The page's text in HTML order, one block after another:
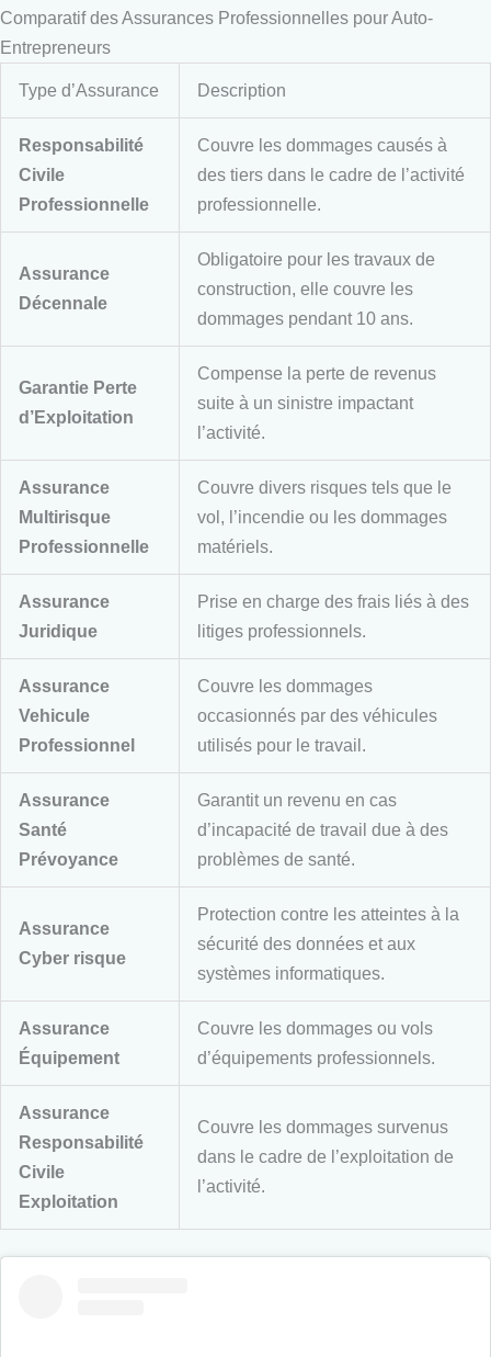
Comparatif des Assurances Professionnelles pour Auto-
Entrepreneurs
Type d’Assurance Description
Responsabilité
Civile
Professionnelle
Couvre les dommages causés à
des tiers dans le cadre de l’activité
professionnelle.
Assurance
Décennale
Obligatoire pour les travaux de
construction, elle couvre les
dommages pendant 10 ans.
Garantie Perte
d’Exploitation
Compense la perte de revenus
suite à un sinistre impactant
l’activité.
Assurance
Multirisque
Professionnelle
Couvre divers risques tels que le
vol, l’incendie ou les dommages
matériels.
Assurance
Juridique
Prise en charge des frais liés à des
litiges professionnels.
Assurance
Vehicule
Professionnel
Couvre les dommages
occasionnés par des véhicules
utilisés pour le travail.
Assurance
Santé
Prévoyance
Garantit un revenu en cas
d’incapacité de travail due à des
problèmes de santé.
Assurance
Cyber risque
Protection contre les atteintes à la
sécurité des données et aux
systèmes informatiques.
Assurance
Équipement
Couvre les dommages ou vols
d’équipements professionnels.
Assurance
Responsabilité
Civile
Exploitation
Couvre les dommages survenus
dans le cadre de l’exploitation de
l’activité.